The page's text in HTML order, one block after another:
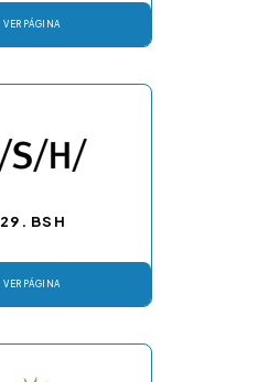
VER PÁGINA
VER PÁGINA
29. BSH